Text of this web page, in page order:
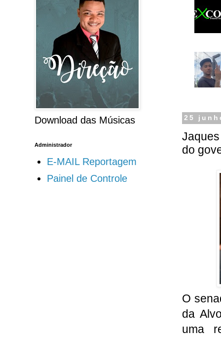
25
do
O
da
uma
Download das Músicas
Administrador
E-MAIL Reportagem
Painel de Controle